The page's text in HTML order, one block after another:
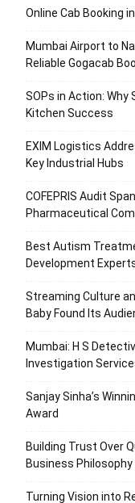
Online Cab Booking
Mumbai Airport to
Reliable Gogacab
SOPs in Action:
Kitchen Success
EXIM Logistics
Key Industrial Hubs
COFEPRIS Audit
Pharmaceutical
Best Autism
Development
Streaming Culture
Baby Found Its
Mumbai: H S
Investigation
Sanjay Sinha’s
Award
Building Trust Over
Business Philosophy
Turning Vision into